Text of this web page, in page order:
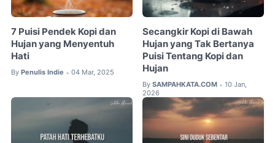
7 Puisi Pendek Kopi dan
Hujan yang Menyentuh
Hati
By Penulis Indie • 04 Mar, 2025
Secangkir Kopi di Bawah
Hujan yang Tak Bertanya
Puisi Tentang Kopi dan
Hujan
By SAMPAHKATA.COM • 10 Jan,
2026